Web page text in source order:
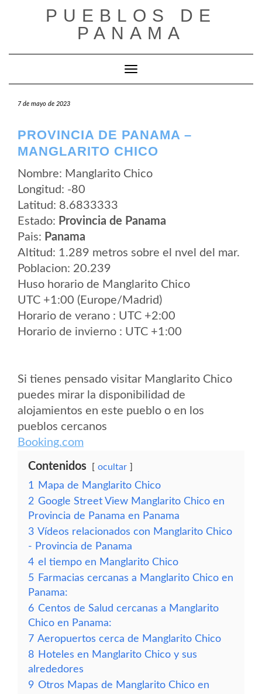
PUEBLOS DE
PANAMA
Cambiar modo de navegación
7 de mayo de 2023
PROVINCIA DE PANAMA –
MANGLARITO CHICO
Nombre: Manglarito Chico
Longitud: -80
Latitud: 8.6833333
Estado: Provincia de Panama
Pais: Panama
Altitud: 1.289 metros sobre el nvel del mar.
Poblacion: 20.239
Huso horario de Manglarito Chico
UTC +1:00 (Europe/Madrid)
Horario de verano : UTC +2:00
Horario de invierno : UTC +1:00
Si tienes pensado visitar Manglarito Chico
puedes mirar la disponibilidad de
alojamientos en este pueblo o en los
pueblos cercanos
Booking.com
Contenidos ocultar
1
Mapa de Manglarito Chico
2 Google Street View Manglarito Chico en
Provincia de Panama en Panama
3 Vídeos relacionados con Manglarito Chico
- Provincia de Panama
4 el tiempo en Manglarito Chico
5 Farmacias cercanas a Manglarito Chico en
Panama:
6 Centos de Salud cercanas a Manglarito
Chico en Panama:
7 Aeropuertos cerca de Manglarito Chico
8 Hoteles en Manglarito Chico y sus
alrededores
9 Otros Mapas de Manglarito Chico en